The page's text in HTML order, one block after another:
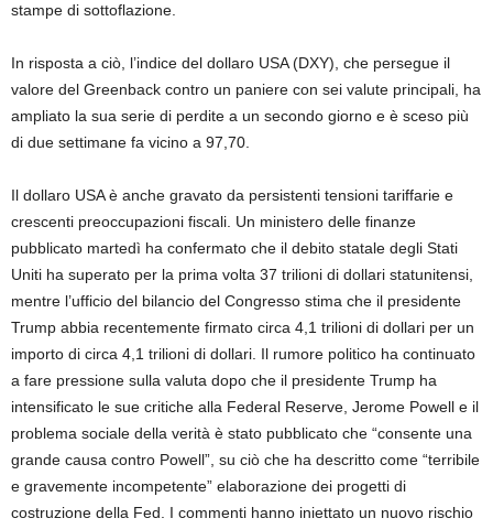
stampe di sottoflazione.
In risposta a ciò, l’indice del dollaro USA (DXY), che persegue il
valore del Greenback contro un paniere con sei valute principali, ha
ampliato la sua serie di perdite a un secondo giorno e è sceso più
di due settimane fa vicino a 97,70.
Il dollaro USA è anche gravato da persistenti tensioni tariffarie e
crescenti preoccupazioni fiscali. Un ministero delle finanze
pubblicato martedì ha confermato che il debito statale degli Stati
Uniti ha superato per la prima volta 37 trilioni di dollari statunitensi,
mentre l’ufficio del bilancio del Congresso stima che il presidente
Trump abbia recentemente firmato circa 4,1 trilioni di dollari per un
importo di circa 4,1 trilioni di dollari. Il rumore politico ha continuato
a fare pressione sulla valuta dopo che il presidente Trump ha
intensificato le sue critiche alla Federal Reserve, Jerome Powell e il
problema sociale della verità è stato pubblicato che “consente una
grande causa contro Powell”, su ciò che ha descritto come “terribile
e gravemente incompetente” elaborazione dei progetti di
costruzione della Fed. I commenti hanno iniettato un nuovo rischio